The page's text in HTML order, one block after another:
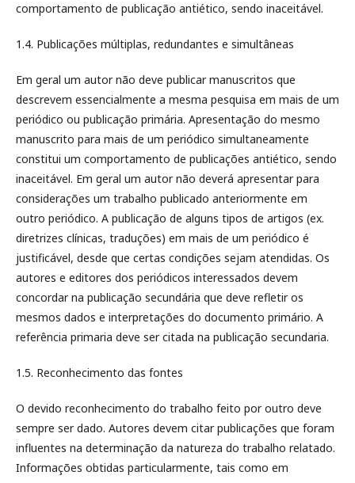
comportamento de publicação antiético, sendo inaceitável.
1.4. Publicações múltiplas, redundantes e simultâneas
Em geral um autor não deve publicar manuscritos que
descrevem essencialmente a mesma pesquisa em mais de um
periódico ou publicação primária. Apresentação do mesmo
manuscrito para mais de um periódico simultaneamente
constitui um comportamento de publicações antiético, sendo
inaceitável. Em geral um autor não deverá apresentar para
considerações um trabalho publicado anteriormente em
outro periódico. A publicação de alguns tipos de artigos (ex.
diretrizes clínicas, traduções) em mais de um periódico é
justificável, desde que certas condições sejam atendidas. Os
autores e editores dos periódicos interessados devem
concordar na publicação secundária que deve refletir os
mesmos dados e interpretações do documento primário. A
referência primaria deve ser citada na publicação secundaria.
1.5. Reconhecimento das fontes
O devido reconhecimento do trabalho feito por outro deve
sempre ser dado. Autores devem citar publicações que foram
influentes na determinação da natureza do trabalho relatado.
Informações obtidas particularmente, tais como em